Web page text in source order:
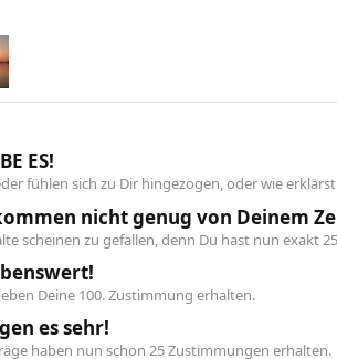
ES!
fühlen sich zu Dir hingezogen, oder wie
nicht genug von Deinem
scheinen zu gefallen, denn Du hast nun exakt
Deine 100. Zustimmung erhalten.
es sehr!
haben nun schon 25 Zustimmungen erhalten.